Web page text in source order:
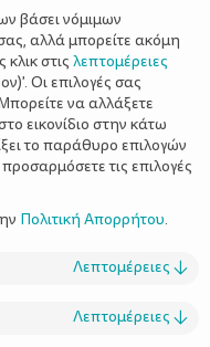
του
βάσει νόμιμων
αλλά μπορείτε ακόμη
στις λεπτομέρειες
Οι επιλογές σας
να αλλάξετε
εικονίδιο στην κάτω
το παράθυρο επιλογών
τις επιλογές
Πολιτική Απορρήτου.
Λεπτομέρειες ↓
Λεπτομέρειες ↓